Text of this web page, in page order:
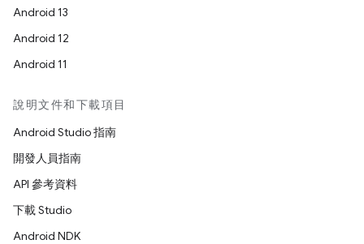
Android 13
Android 12
Android 11
說明文件和下載項目
Android Studio 指南
開發人員指南
API 參考資料
下載 Studio
Android NDK